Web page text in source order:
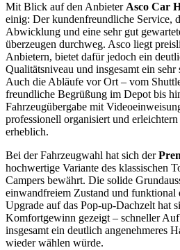
Mit Blick auf den AnbieterAsco Car
einig: Der kundenfreundliche Service,
Abwicklung und eine sehr gut
überzeugen durchweg. Asco liegt
Anbietern, bietet dafür jedoch ein
Qualitätsniveau und insgesamt ein sehr
Auch die Abläufe vor Ort – vom
freundliche Begrüßung im Depot bis
Fahrzeugübergabe mit
professionell organisiert und
erheblich.
Bei der Fahrzeugwahl hat sich der
hochwertige Variante des klassischen
Campers bewährt. Die solide
einwandfreiem Zustand und funktional
Upgrade auf das Pop-up-Dachzelt hat
Komfortgewinn gezeigt – schneller
insgesamt ein deutlich angenehmeres
wieder wählen würde.